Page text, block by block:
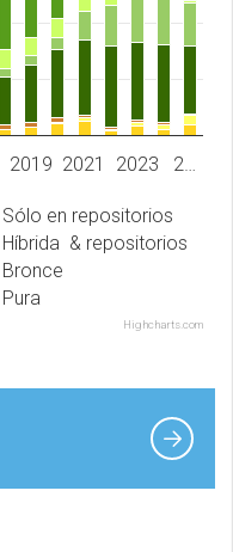
Sólo en repositorios
Híbrida & repositorios
Bronce
Pura
2019 2021 2023 2…
Highcharts.com